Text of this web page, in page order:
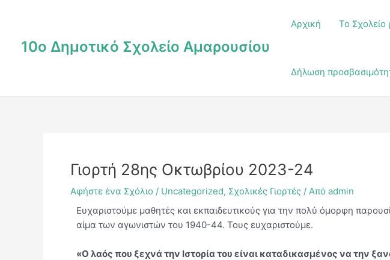
10ο Δημοτικό Σχολείο Αμαρουσίου
Αρχική Το Σχολείο
Δήλωση
Γιορτή 28ης Οκτωβρίου 2023-24
Αφήστε ένα Σχόλιο / Uncategorized, Σχολικές Γιορτές / Από admin
Ευχαριστούμε μαθητές και εκπαιδευτικούς για την πολύ όμορφη
αίμα των αγωνιστών του 1940-44. Τους ευχαριστούμε.
«Ο λαός που ξεχνά την Ιστορία του είναι καταδικασμένος να την